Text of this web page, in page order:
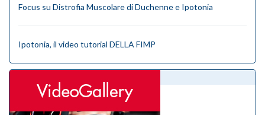
Focus su Distrofia Muscolare di Duchenne e Ipotonia
Ipotonia, il video tutorial DELLA FIMP